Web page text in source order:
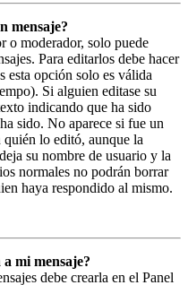
mensaje?
o moderador, solo puede
Para editarlos debe hacer
esta opción solo es válida
Si alguien editase su
indicando que ha sido
sido. No aparece si fue un
lo editó, aunque la
su nombre de usuario y la
normales no podrán borrar
haya respondido al mismo.
mi mensaje?
debe crearla en el Panel